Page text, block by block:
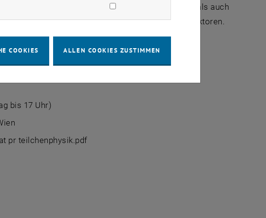
- und die zwischen diesen wirkenden Kräfte, als auch
- also Teilchenbeschleuniger und -detektoren.
bis 17 Uhr)
pr teilchenphysik.pdf
COOKIES ALLEN COOKIES ZUSTIMMEN